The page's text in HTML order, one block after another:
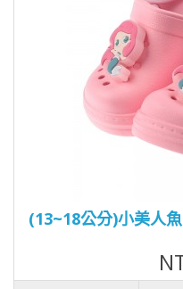
(13~18公分)小美人